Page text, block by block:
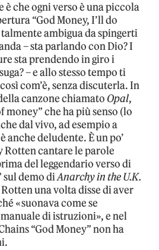
che ogni verso è una piccola
“God Money, I’ll do
ambigua da spingerti
– sta parlando con Dio? I
sta prendendo in giro i
– e allo stesso tempo ti
com’è, senza discuterla. In
canzone chiamato Opal,
money” che ha più senso (lo
dal vivo, ad esempio a
anche deludente. È un po’
Rotten cantare le parole
del leggendario verso di
sul demo diAnarchy in the U.K.
una volta disse di aver
«suonava come se
di istruzioni», e nel
“God Money” non ha